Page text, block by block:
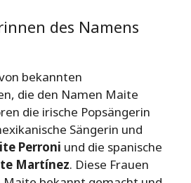
des Namens
bekannten
die den Namen Maite
die irische Popsängerin
Sängerin und
Perroni und die spanische
Martínez. Diese Frauen